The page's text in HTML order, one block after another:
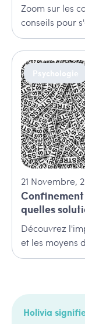
Zoom sur les
conseils pour
21 Novembre,
quelles
Découvrez
et les moyens
Psychologie
Holivia